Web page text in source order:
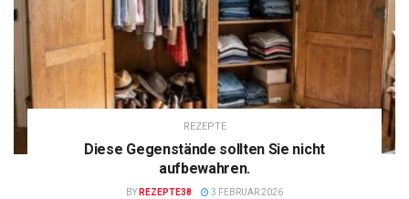
REZEPTE
Diese Gegenstände sollten Sie nicht
aufbewahren.
BY REZEPTE38 3 FEBRUAR 2026